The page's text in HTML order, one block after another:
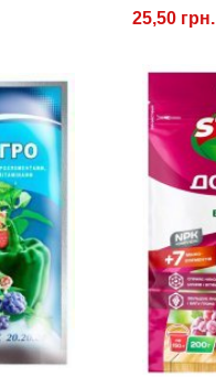
25,50 грн.